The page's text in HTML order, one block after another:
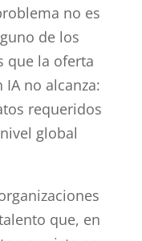
no es
de los
que la oferta
no alcanza:
requeridos
global
que, en